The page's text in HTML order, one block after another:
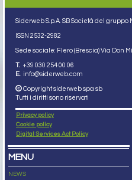
Siderweb S.p.A. SB Società del gruppo
ISSN 2532-2982
Sede sociale: Flero (Brescia) Via Don
T. +39 030 254 00 06
E. info@siderweb.com
Copyright siderweb spa sb
Tutti i diritti sono riservati
Privacy policy
Cookie policy
Digital Services Act Policy
MENU
NEWS